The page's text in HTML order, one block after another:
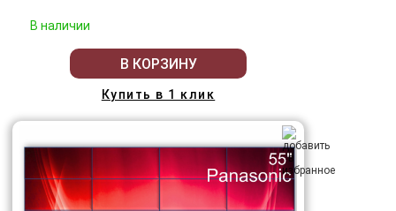
В наличии
В КОРЗИНУ
Купить в 1 клик